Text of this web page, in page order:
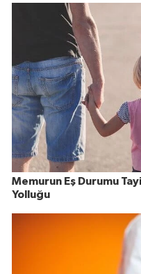
Memurun Eş Durumu
Yolluğu